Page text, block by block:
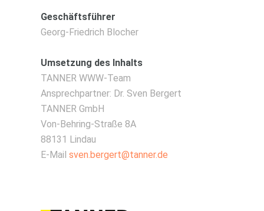
Geschäftsführer
Georg-Friedrich Blocher
Umsetzung des Inhalts
TANNER WWW-Team
Ansprechpartner: Dr. Sven Bergert
TANNER GmbH
Von-Behring-Straße 8A
88131 Lindau
E-Mail sven.bergert@tanner.de